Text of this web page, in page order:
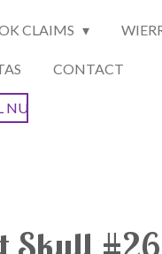
CLAIMS
CONTACT
NU
Skull #26